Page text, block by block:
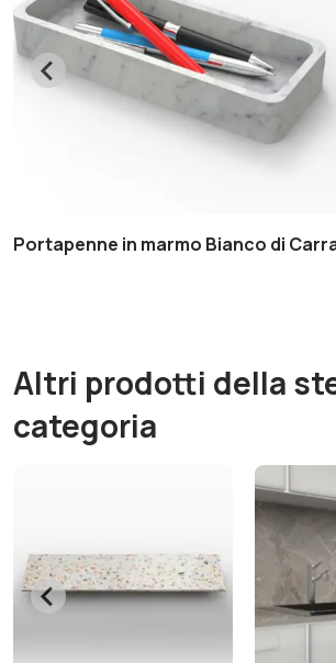
Portapenne in marmo Bianco di
Altri prodotti della
categoria